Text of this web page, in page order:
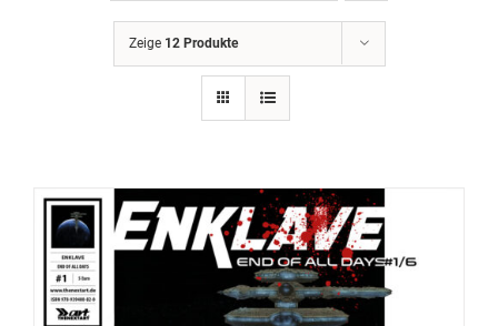
Zeige 12 Produkte